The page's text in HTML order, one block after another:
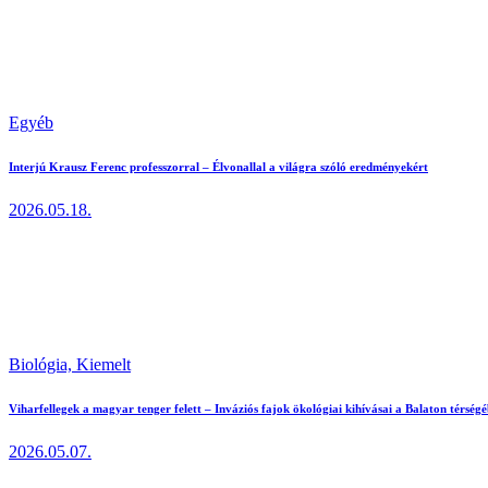
Egyéb
Interjú Krausz Ferenc professzorral – Élvonallal a világra szóló eredményekért
2026.05.18.
Biológia, Kiemelt
Viharfellegek a magyar tenger felett – Inváziós fajok ökológiai kihívásai a Balaton
2026.05.07.